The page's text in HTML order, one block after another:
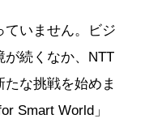
ていません。ビジ
が続くなか、NTT
な挑戦を始めま
Smart World」